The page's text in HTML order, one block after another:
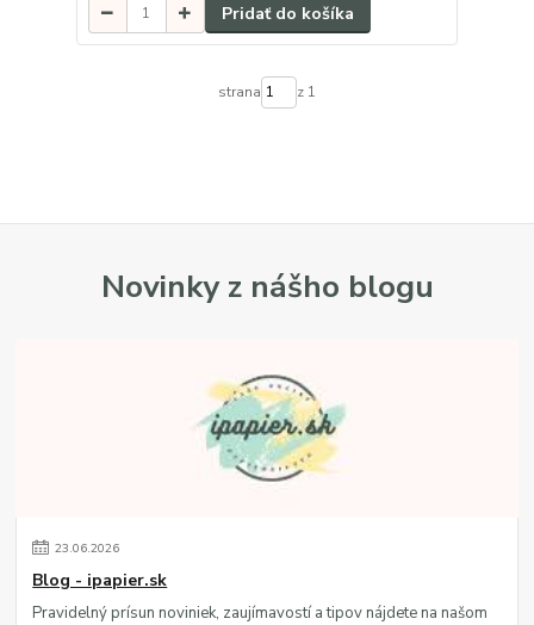
Pridať do košíka
strana z 1
Novinky z nášho blogu
23.06.2026
Blog - ipapier.sk
Pravidelný prísun noviniek, zaujímavostí a tipov nájdete na našom